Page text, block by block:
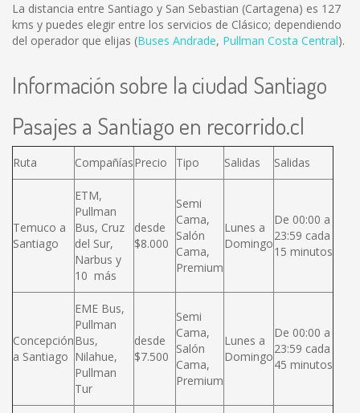
La distancia entre Santiago y San Sebastian (Cartagena) es 127
kms y puedes elegir entre los servicios de Clásico; dependiendo
del operador que elijas (Buses Andrade, Pullman Costa Central).
Información sobre la ciudad Santiago
Pasajes a Santiago en recorrido.cl
Ruta CompañíasPrecio Tipo Salidas Salidas
Temuco a
Santiago
ETM,
Pullman
Bus, Cruz
del Sur,
Narbus y
10 más
desde
$8.000
Semi
Cama,
Salón
Cama,
Premium
Lunes a
Domingo
De 00:00 a
23:59 cada
15 minutos
Concepción
a Santiago
EME Bus,
Pullman
Bus,
Nilahue,
Pullman
Tur
desde
$7.500
Semi
Cama,
Salón
Cama,
Premium
Lunes a
Domingo
De 00:00 a
23:59 cada
45 minutos